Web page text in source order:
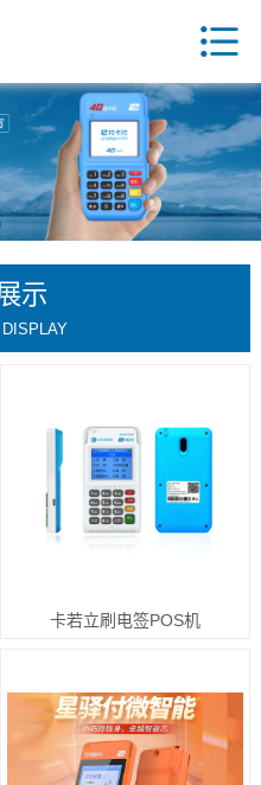
示
卡若立刷电签POS机